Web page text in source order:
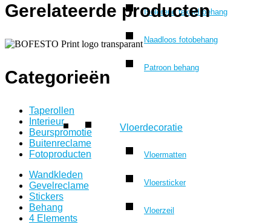
Isolerend textiel behang
Naadloos fotobehang
Patroon behang
Vloerdecoratie
Vloermatten
Vloersticker
Vloerzeil
Gerelateerde producten
Categorieën
Taperollen
Interieur
Beurspromotie
Buitenreclame
Fotoproducten
Wandkleden
Gevelreclame
Stickers
Behang
4 Elements